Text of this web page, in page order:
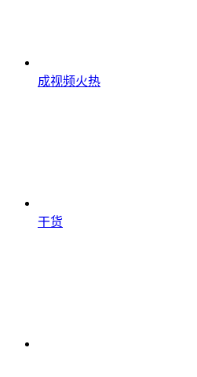
成视频火热
干货